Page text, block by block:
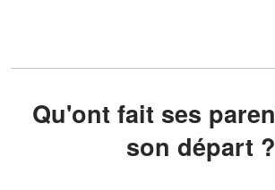
Qu'ont fait ses parents après
son départ ?